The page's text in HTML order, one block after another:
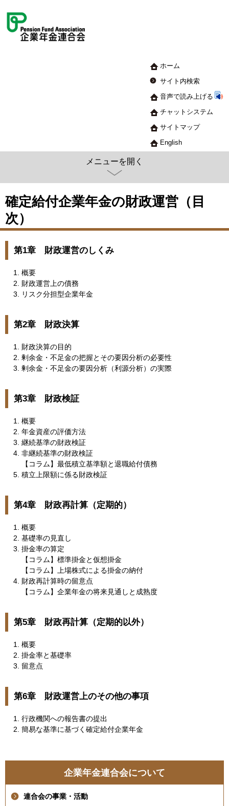
ホーム
サイト内検索
音声で読み上げる
チャットシステム
サイトマップ
English
メニューを開く
確定給付企業年金の財政運営（目
次）
第1章 財政運営のしくみ
概要
財政運営上の債務
リスク分担型企業年金
第2章 財政決算
財政決算の目的
剰余金・不足金の把握とその要因分析の必要性
剰余金・不足金の要因分析（利源分析）の実際
第3章 財政検証
概要
年金資産の評価方法
継続基準の財政検証
非継続基準の財政検証
【コラム】最低積立基準額と退職給付債務
積立上限額に係る財政検証
第4章 財政再計算（定期的）
概要
基礎率の見直し
掛金率の算定
【コラム】標準掛金と仮想掛金
【コラム】上場株式による掛金の納付
財政再計算時の留意点
【コラム】企業年金の将来見通しと成熟度
第5章 財政再計算（定期的以外）
概要
掛金率と基礎率
留意点
第6章 財政運営上のその他の事項
行政機関への報告書の提出
簡易な基準に基づく確定給付企業年金
企業年金連合会について
連合会の事業・活動